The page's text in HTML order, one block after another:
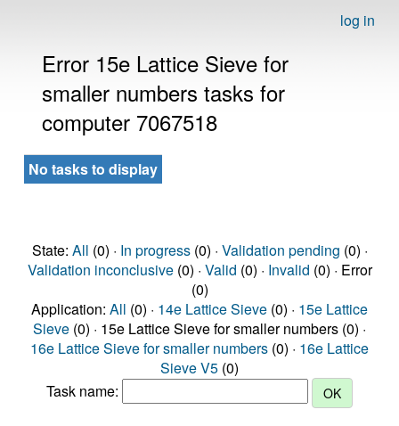
log in
Error 15e Lattice Sieve for
smaller numbers tasks for
computer 7067518
No tasks to display
State: All (0) · In progress(0) · Validation pending (0) ·
Validation inconclusive(0) · Valid (0) · Invalid (0) · Error
(0)
Application: All (0) · 14e Lattice Sieve (0) · 15e Lattice
Sieve (0) · 15e Lattice Sieve for smaller numbers (0) ·
16e Lattice Sieve for smaller numbers (0) · 16e Lattice
Sieve V5 (0)
Task name: